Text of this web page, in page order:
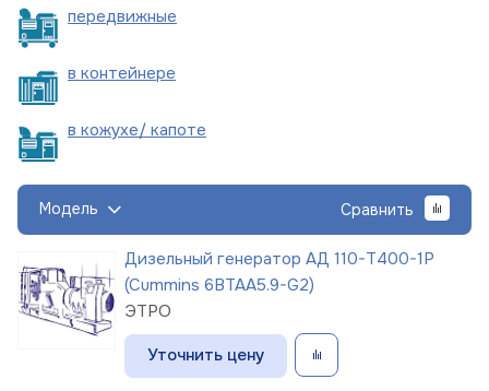
передвижные
в контейнере
в кожухе/ капоте
Модель Сравнить
Дизельный генератор АД 110-Т400-1Р
(Cummins 6BTAA5.9-G2)
ЭТРО
Уточнить цену